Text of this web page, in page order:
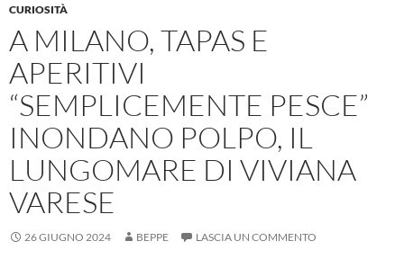
CURIOSITÀ
A MILANO, TAPAS E
APERITIVI
“SEMPLICEMENTE PESCE”
INONDANO POLPO, IL
LUNGOMARE DI VIVIANA
VARESE
26 GIUGNO 2024 BEPPE LASCIA UN COMMENTO